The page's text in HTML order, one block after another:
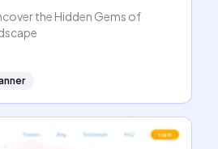
the Hidden Gems of